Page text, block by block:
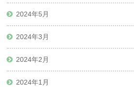
2024年5月
2024年3月
2024年2月
2024年1月